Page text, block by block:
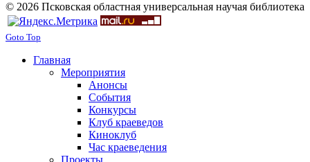
© 2026 Псковская областная универсальная научая библиотека
Goto Top
Главная
Мероприятия
Анонсы
События
Конкурсы
Клуб краеведов
Киноклуб
Час краеведения